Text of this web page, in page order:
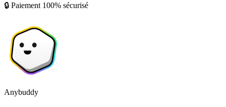
🔒 Paiement 100% sécurisé
Anybuddy